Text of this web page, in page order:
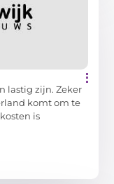
lastig zijn. Zeker
komt om te
is